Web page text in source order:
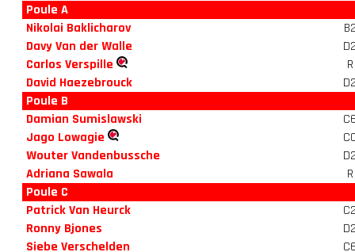
Poule A
Nikolai Baklicharov
Davy Van der Walle
Carlos Verspille
R
David Haezebrouck
Poule B
Damian Sumislawski
Jago Lowagie
Wouter Vandenbussche
Adriana Sawala
R
Poule C
Patrick Van Heurck
Ronny Bjones
Siebe Verschelden